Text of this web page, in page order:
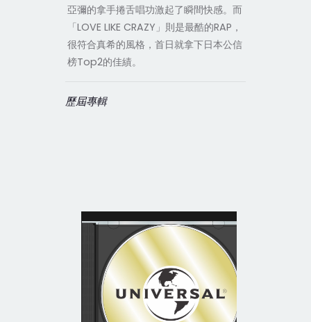
亞彌的拿手捲舌唱功激起了瞬間快感。而
「LOVE LIKE CRAZY」則是最酷的RAP，
很符合真希的風格，首日就拿下日本公信
榜Top2的佳績。
歷屆專輯